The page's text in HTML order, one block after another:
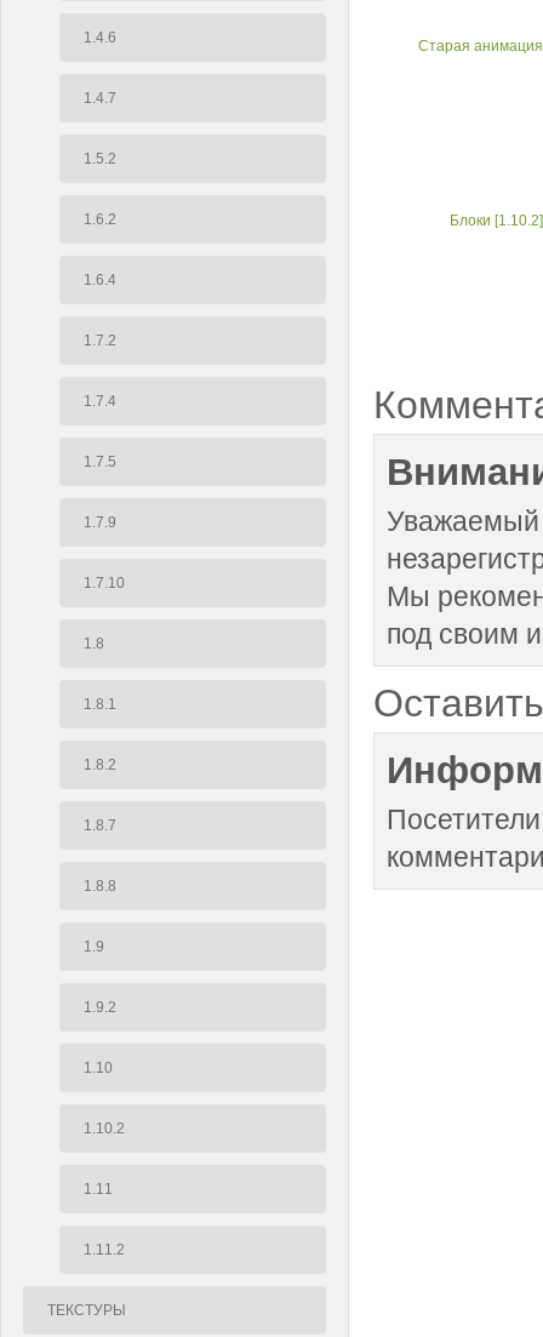
1.4.6
1.4.7
1.5.2
1.6.2
1.6.4
1.7.2
1.7.4
1.7.5
1.7.9
1.7.10
1.8
1.8.1
1.8.2
1.8.7
1.8.8
1.9
1.9.2
1.10
1.10.2
1.11
1.11.2
ТЕКСТУРЫ
Старая
Блоки [1.10.2]
Уважаемый
Мы
под своим